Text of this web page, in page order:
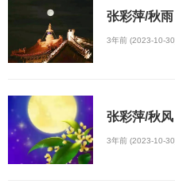
张彩萍/秋雨
3年前 (2023-10-
张彩萍/秋风
3年前 (2023-10-